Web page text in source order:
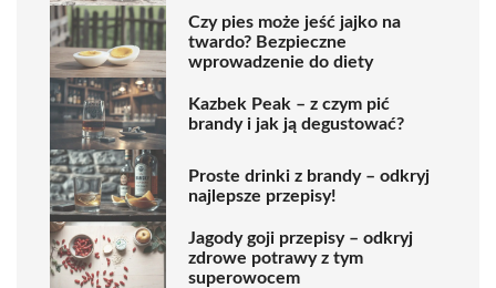
Czy pies może jeść jajko na
twardo? Bezpieczne
wprowadzenie do diety
Kazbek Peak – z czym pić
brandy i jak ją degustować?
Proste drinki z brandy – odkryj
najlepsze przepisy!
Jagody goji przepisy – odkryj
zdrowe potrawy z tym
superowocem